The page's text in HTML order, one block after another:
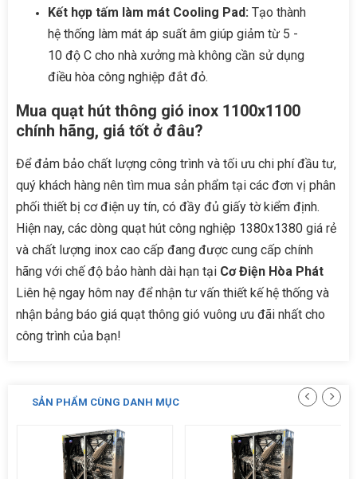
Kết hợp tấm làm mát Cooling Pad: Tạo thành
hệ thống làm mát áp suất âm giúp giảm từ 5 -
10 độ C cho nhà xưởng mà không cần sử dụng
điều hòa công nghiệp đắt đỏ.
Mua quạt hút thông gió inox 1100x1100
chính hãng, giá tốt ở đâu?
Để đảm bảo chất lượng công trình và tối ưu chi phí đầu tư,
quý khách hàng nên tìm mua sản phẩm tại các đơn vị phân
phối thiết bị cơ điện uy tín, có đầy đủ giấy tờ kiểm định.
Hiện nay, các dòng quạt hút công nghiệp 1380x1380 giá rẻ
và chất lượng inox cao cấp đang được cung cấp chính
hãng với chế độ bảo hành dài hạn tại Cơ Điện Hòa Phát
Liên hệ ngay hôm nay để nhận tư vấn thiết kế hệ thống và
nhận bảng báo giá quạt thông gió vuông ưu đãi nhất cho
công trình của bạn!
SẢN PHẨM CÙNG DANH MỤC